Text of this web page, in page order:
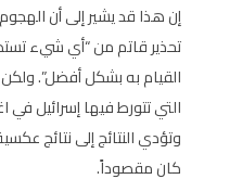
إن هذا قد يشير إلى أن
تحذير قاتم من “أي شيء
القيام به بشكل أفضل”.
التي تتورط فيها إسرائيل
وتؤدي النتائج إلى نتائج
كان مقصوداً.